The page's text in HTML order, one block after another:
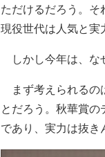
ただけるだろう。そ
現役世代は人気と実
しかし今年は、な
まず考えられるの
とだろう。秋華賞
であり、実力は抜き